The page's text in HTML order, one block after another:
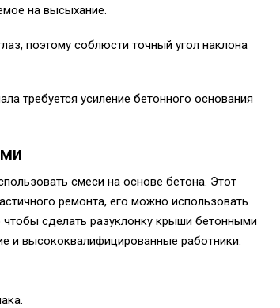
на высыхание.
поэтому соблюсти точный угол наклона
требуется усиление бетонного основания
смеси на основе бетона. Этот
ремонта, его можно использовать
сделать разуклонку крыши бетонными
и высококвалифицированные работники.